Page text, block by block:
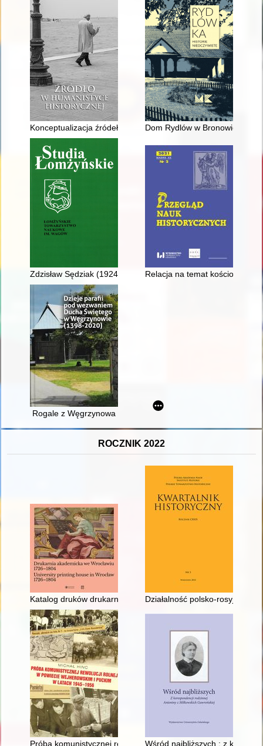
Konceptualizacja źródeł archeologicznych jako organizująca
Dom Rydlów w Bronowicach
Zdzisław Sędziak (1924-2019) Relacja na temat kościoła
Rogale z Węgrzynowa
ROCZNIK 2022
Katalog druków drukarni akademickiej we Wrocławiu (1726-
Działalność polsko-rosyjskiej
Próba komunistycznej rewolucji rolnej w powiecie
Wśród najbliższych : z